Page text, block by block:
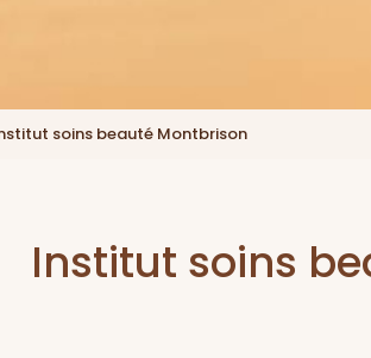
soins beauté Montbrison
Institut soins